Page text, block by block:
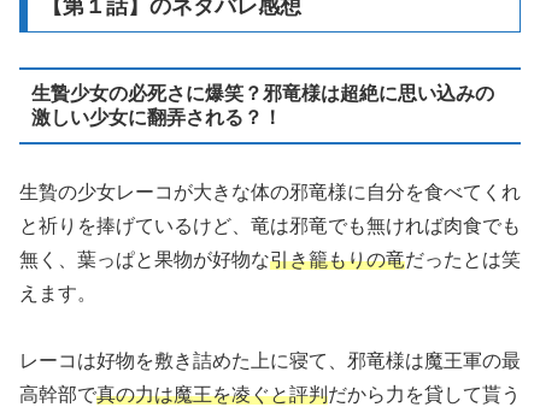
【第１話】のネタバレ感想
生贄少女の必死さに爆笑？邪竜様は超絶に思い込みの
激しい少女に翻弄される？！
生贄の少女レーコが大きな体の邪竜様に自分を食べてくれ
と祈りを捧げているけど、竜は邪竜でも無ければ肉食でも
無く、葉っぱと果物が好物な引き籠もりの竜だったとは笑
えます。
レーコは好物を敷き詰めた上に寝て、邪竜様は魔王軍の最
高幹部で真の力は魔王を凌ぐと評判だから力を貸して貰う